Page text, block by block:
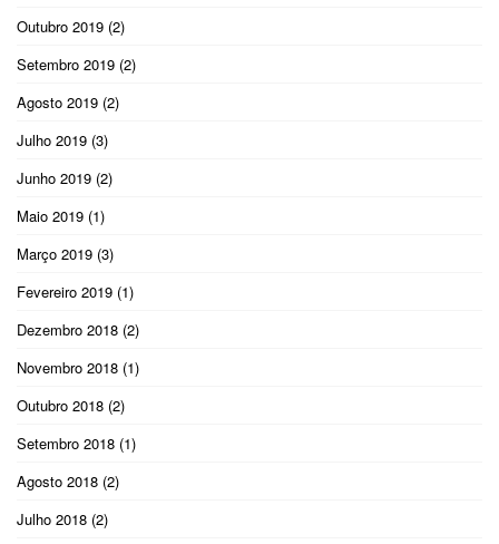
Outubro 2019 (2)
Setembro 2019 (2)
Agosto 2019 (2)
Julho 2019 (3)
Junho 2019 (2)
Maio 2019 (1)
Março 2019 (3)
Fevereiro 2019 (1)
Dezembro 2018 (2)
Novembro 2018 (1)
Outubro 2018 (2)
Setembro 2018 (1)
Agosto 2018 (2)
Julho 2018 (2)